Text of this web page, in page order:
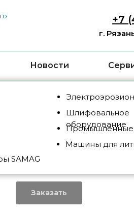
Новости
+7
г.
Шлифовальное
оборудование
Промышленные
SAMAG
Машины для
BSD 3000
Заказать